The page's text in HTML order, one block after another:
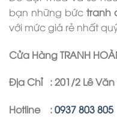
bạn những bứctranh
với mức giá rẻ nhất
Cửa Hàng TRANH
Địa Chỉ : 201/2 Lê Văn
Hotline :0937 803 805